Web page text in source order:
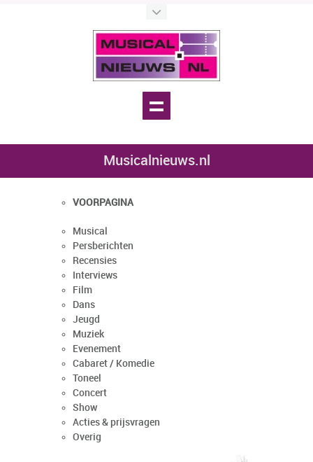
Musicalnieuws.nl
VOORPAGINA
Musical
Persberichten
Recensies
Interviews
Film
Dans
Jeugd
Muziek
Evenement
Cabaret / Komedie
Toneel
Concert
Show
Acties & prijsvragen
Overig